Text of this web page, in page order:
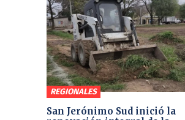
REGIONALES
San Jerónimo Sud inició la